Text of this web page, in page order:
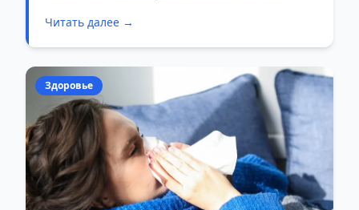
потребляемого напитка, а также общего образа
Читать далее →
Здоровье